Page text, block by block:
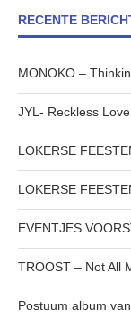
RECENTE
MONOKO –
JYL- Reckless Love
LOKERSE
LOKERSE
EVENTJES
TROOST – Not All
Postuum album